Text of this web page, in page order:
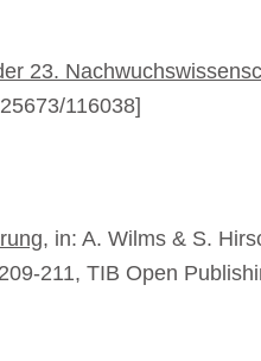
23.
116038]
, in: A. Wilms & S.
211, TIB Open